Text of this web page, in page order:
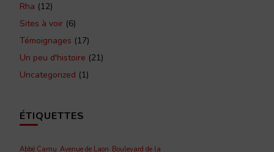
Rha (12)
Sites à voir (6)
Témoignages (17)
Un peu d'histoire (21)
Uncategorized (1)
ÉTIQUETTES
Abbé Camu Avenue de Laon Boulevard de la